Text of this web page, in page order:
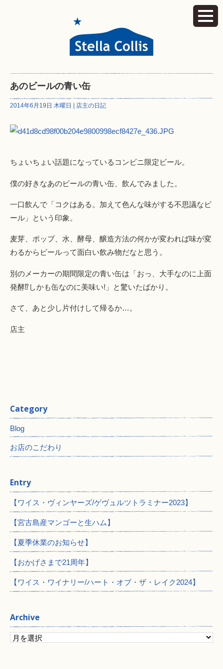
あのビールの青い缶
2014年6月19日 木曜日 | 店主の日記
ちょいちょい話題になっているコンビニ限定ビール。
僕の好きなあのビールの青い缶、飲んでみました。
一口飲んで「コクはある。加えて色んな味がする不思議なビ
ール」という印象。
麦芽、ポップ、水、酵母、醸造方法の何かが変われば味が変
わるからビールって面白い飲み物だなと思う。
別のメーカーの期間限定の青い缶は「おっ、大手なのに上面
発酵⁉︎しかも缶なのに美味い!」と驚いたばかり。
さて、あと少し片付けして帰るか…。
店主
Category
Blog
お店のこだわり
Entry
【ワイス・ヴィンヤーズ/ゲヴュルツトラミナー2023】
【宮古島産マンゴーと生ハム】
【夏季休業のお知らせ】
【おかげさまで21周年】
【ワイス・ワイナリー/ハート・オブ・ザ・レイク2024】
Archive